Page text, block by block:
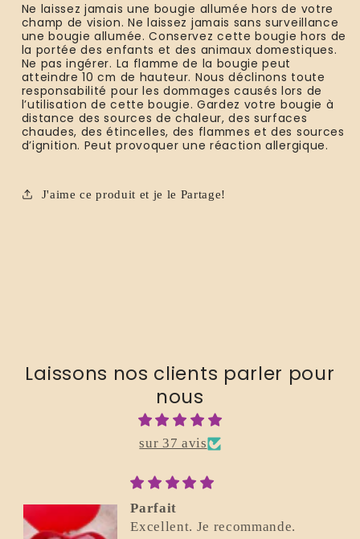
Ne laissez jamais une bougie allumée hors de votre
champ de vision. Ne laissez jamais sans surveillance
une bougie allumée. Conservez cette bougie hors de
la portée des enfants et des animaux domestiques.
Ne pas ingérer. La flamme de la bougie peut
atteindre 10 cm de hauteur. Nous déclinons toute
responsabilité pour les dommages causés lors de
l’utilisation de cette bougie. Gardez votre bougie à
distance des sources de chaleur, des surfaces
chaudes, des étincelles, des flammes et des sources
d’ignition. Peut provoquer une réaction allergique.
J'aime ce produit et je le Partage!
Laissons nos clients parler pour
nous
sur 37 avis
Parfait
Excellent. Je recommande.